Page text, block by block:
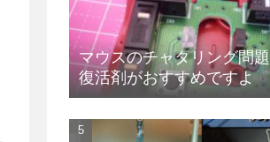
マウスのチャタリング問
復活剤がおすすめですよ